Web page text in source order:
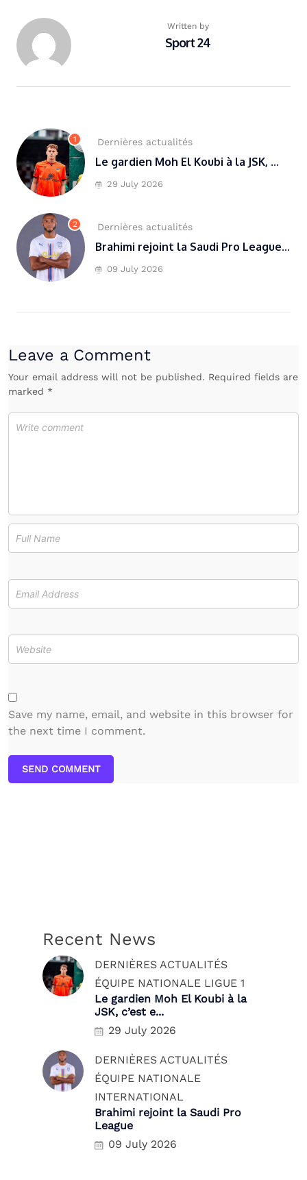
Written by
Sport 24
1 Dernières actualités
Le gardien Moh El Koubi à la JSK, ...
29 July 2026
2 Dernières actualités
Brahimi rejoint la Saudi Pro League...
09 July 2026
Leave a Comment
Your email address will not be published. Required fields are
marked *
Save my name, email, and website in this browser for
the next time I comment.
SEND COMMENT
Recent News
DERNIÈRES ACTUALITÉS
ÉQUIPE NATIONALE LIGUE 1
Le gardien Moh El Koubi à la
JSK, c’est e...
29 July 2026
DERNIÈRES ACTUALITÉS
ÉQUIPE NATIONALE
INTERNATIONAL
Brahimi rejoint la Saudi Pro
League
09 July 2026